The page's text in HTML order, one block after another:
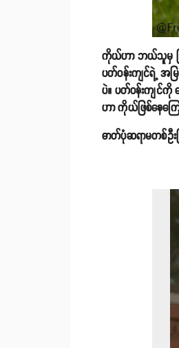
ကိုယ်ဟာ ဘယ်သူမှ ဖ
ပတ်ဝန်းကျင်ရဲ့ အမ
ပဲ။ ပတ်ဝန်းကျင်
ဟာ ကိုယ်ဖြစ်နေက
ဓာတ်ပုံဆရာမတစ်ဦ